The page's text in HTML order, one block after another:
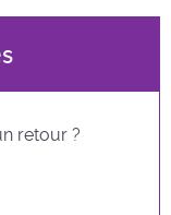
retour ?